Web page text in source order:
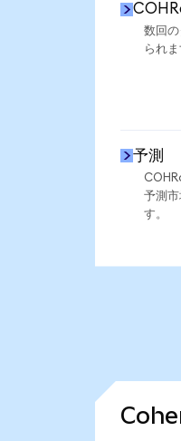
数回
られま
予測
予測市
す。